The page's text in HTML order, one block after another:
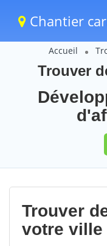
Chantier
Accueil
Trouver
Trouver
votre ville